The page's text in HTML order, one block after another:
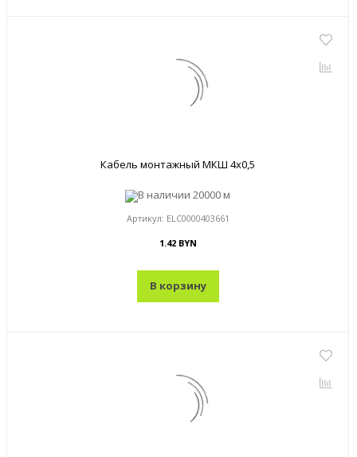
Кабель монтажный МКШ 4x0,5
В наличии 20000 м
Артикул: ELC0000403661
1.42 BYN
В корзину